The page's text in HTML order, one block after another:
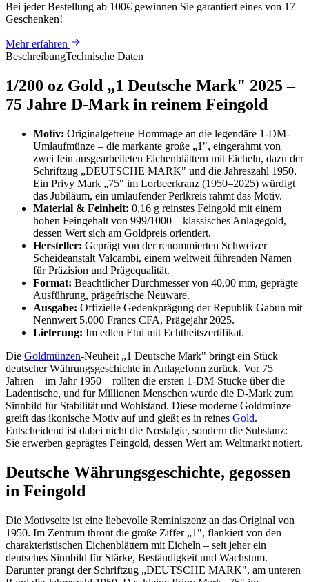
Bei jeder Bestellung ab 100€ gewinnen Sie garantiert eines von 17
Geschenken!
Mehr erfahren
BeschreibungTechnische Daten
1/200 oz Gold „1 Deutsche Mark" 2025 –
75 Jahre D-Mark in reinem Feingold
Motiv: Originalgetreue Hommage an die legendäre 1-DM-
Umlaufmünze – die markante große „1", eingerahmt von
zwei fein ausgearbeiteten Eichenblättern mit Eicheln, dazu der
Schriftzug „DEUTSCHE MARK" und die Jahreszahl 1950.
Ein Privy Mark „75" im Lorbeerkranz (1950–2025) würdigt
das Jubiläum, ein umlaufender Perlkreis rahmt das Motiv.
Material & Feinheit: 0,16 g reinstes Feingold mit einem
hohen Feingehalt von 999/1000 – klassisches Anlagegold,
dessen Wert sich am Goldpreis orientiert.
Hersteller: Geprägt von der renommierten Schweizer
Scheideanstalt Valcambi, einem weltweit führenden Namen
für Präzision und Prägequalität.
Format: Beachtlicher Durchmesser von 40,00 mm, geprägte
Ausführung, prägefrische Neuware.
Ausgabe: Offizielle Gedenkprägung der Republik Gabun mit
Nennwert 5.000 Francs CFA, Prägejahr 2025.
Lieferung: Im edlen Etui mit Echtheitszertifikat.
Die Goldmünzen-Neuheit „1 Deutsche Mark" bringt ein Stück
deutscher Währungsgeschichte in Anlageform zurück. Vor 75
Jahren – im Jahr 1950 – rollten die ersten 1-DM-Stücke über die
Ladentische, und für Millionen Menschen wurde die D-Mark zum
Sinnbild für Stabilität und Wohlstand. Diese moderne Goldmünze
greift das ikonische Motiv auf und gießt es in reines Gold.
Entscheidend ist dabei nicht die Nostalgie, sondern die Substanz:
Sie erwerben geprägtes Feingold, dessen Wert am Weltmarkt notiert.
Deutsche Währungsgeschichte, gegossen
in Feingold
Die Motivseite ist eine liebevolle Reminiszenz an das Original von
1950. Im Zentrum thront die große Ziffer „1", flankiert von den
charakteristischen Eichenblättern mit Eicheln – seit jeher ein
deutsches Sinnbild für Stärke, Beständigkeit und Wachstum.
Darunter prangt der Schriftzug „DEUTSCHE MARK", am unteren